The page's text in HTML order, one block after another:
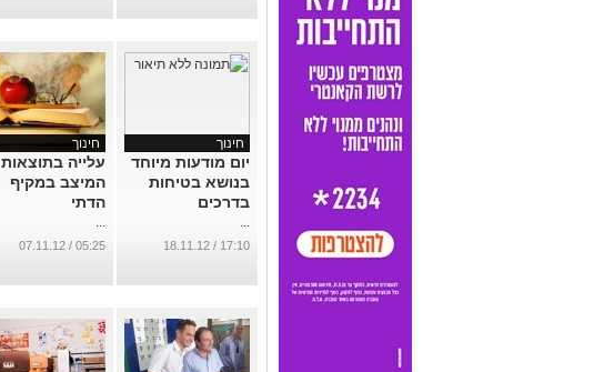
חינוך
י​ום מודעות מיוחד
בנושא בטיחות
בדרכים
...
17:10 / 18.11.12
חינוך
ע​לייה בתוצאות
המיצב במקיף
הדתי
...
05:25 / 07.11.12